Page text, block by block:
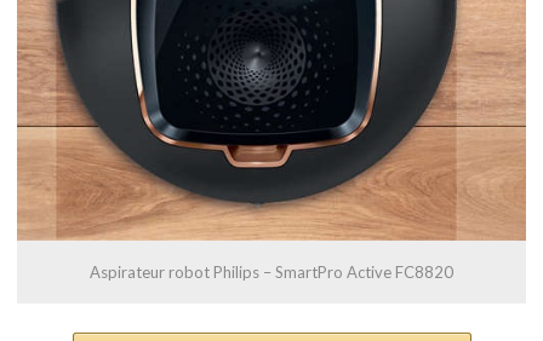
Aspirateur robot Philips – SmartPro Active FC8820